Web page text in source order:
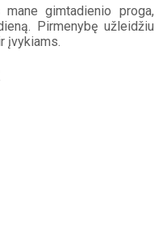
gimtadienio proga,
Pirmenybę užleidžiu
įvykiams.